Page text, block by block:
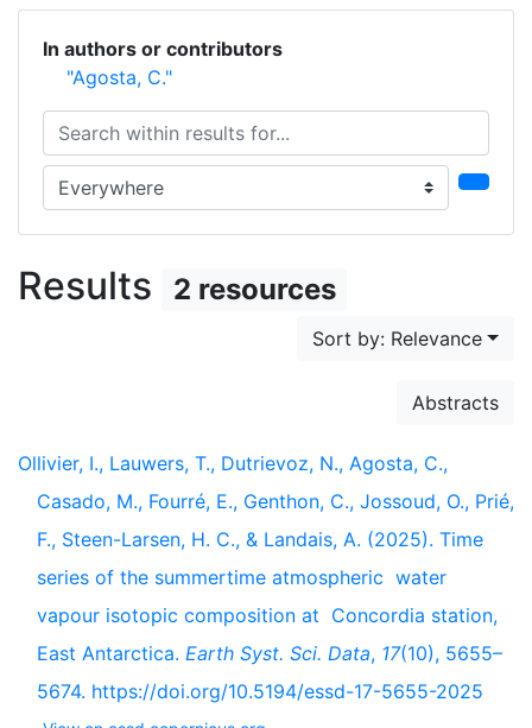
In authors or contributors
"Agosta, C."
Search within results for...
Search in...
Results 2 resources
Sort by: Relevance
Abstracts
Ollivier, I., Lauwers, T., Dutrievoz, N., Agosta, C.,
Casado, M., Fourré, E., Genthon, C., Jossoud, O., Prié,
F., Steen-Larsen, H. C., & Landais, A. (2025). Time
series of the summertime atmospheric water
vapour isotopic composition at Concordia station,
East Antarctica. Earth Syst. Sci. Data, 17(10), 5655–
5674. https://doi.org/10.5194/essd-17-5655-2025